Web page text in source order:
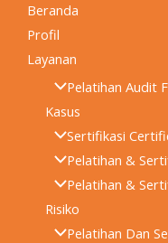
Beranda
Profil
Layanan
Pelatihan Audit
Kasus
Sertifikasi
Pelatihan &
Pelatihan &
Risiko
Pelatihan Dan